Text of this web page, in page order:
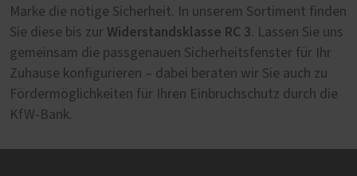
Marke die nötige Sicherheit. In unserem Sortiment finden
Sie diese bis zur Widerstandsklasse RC 3. Lassen Sie uns
gemeinsam die passgenauen Sicherheitsfenster für Ihr
Zuhause konfigurieren – dabei beraten wir Sie auch zu
Fördermöglichkeiten für Ihren Einbruchschutz durch die
KfW-Bank.